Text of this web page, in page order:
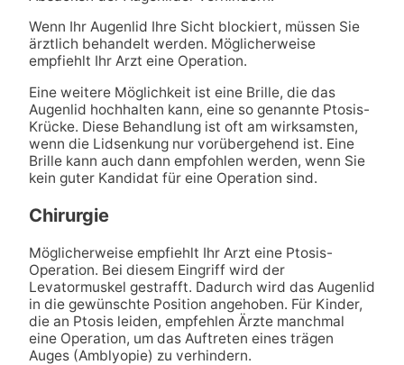
Wenn Ihr Augenlid Ihre Sicht blockiert, müssen Sie
ärztlich behandelt werden. Möglicherweise
empfiehlt Ihr Arzt eine Operation.
Eine weitere Möglichkeit ist eine Brille, die das
Augenlid hochhalten kann, eine so genannte Ptosis-
Krücke. Diese Behandlung ist oft am wirksamsten,
wenn die Lidsenkung nur vorübergehend ist. Eine
Brille kann auch dann empfohlen werden, wenn Sie
kein guter Kandidat für eine Operation sind.
Chirurgie
Möglicherweise empfiehlt Ihr Arzt eine Ptosis-
Operation. Bei diesem Eingriff wird der
Levatormuskel gestrafft. Dadurch wird das Augenlid
in die gewünschte Position angehoben. Für Kinder,
die an Ptosis leiden, empfehlen Ärzte manchmal
eine Operation, um das Auftreten eines trägen
Auges (Amblyopie) zu verhindern.